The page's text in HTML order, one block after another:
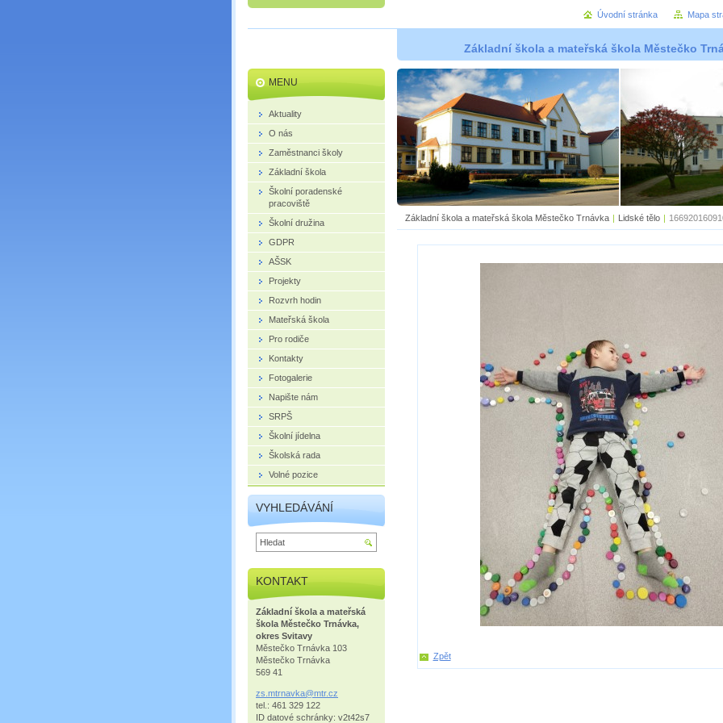
Základní škola a mateřská škola Městečko
Základní škola a mateřská škola Městečko Trnávka | Lidské tělo |
Zpět
MENU
Aktuality
O nás
Zaměstnanci školy
Základní škola
Školní poradenské
pracoviště
Školní družina
GDPR
AŠSK
Projekty
Rozvrh hodin
Mateřská škola
Pro rodiče
Kontakty
Fotogalerie
Napište nám
SRPŠ
Školní jídelna
Školská rada
Volné pozice
VYHLEDÁVÁNÍ
KONTAKT
Základní škola a mateřská
škola Městečko Trnávka,
okres Svitavy
Městečko Trnávka 103
Městečko Trnávka
569 41
zs.mtrnavka@mtr.cz
tel.: 461 329 122
ID datové schránky: v2t42s7
Úvodní stránka Mapa